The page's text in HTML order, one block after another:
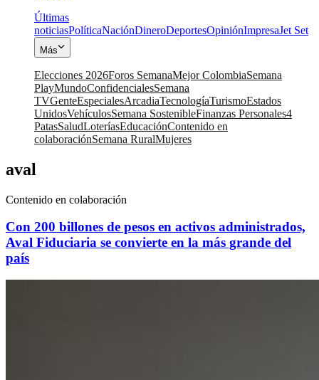
Últimas
noticiasPolíticaNaciónDineroDeportesOpiniónImpresaJet Set
Más
Elecciones 2026Foros SemanaMejor ColombiaSemana
PlayMundoConfidencialesSemana
TVGenteEspecialesArcadiaTecnologíaTurismoEstados
UnidosVehículosSemana SostenibleFinanzas Personales4
PatasSaludLoteríasEducaciónContenido en
colaboraciónSemana RuralMujeres
aval
Contenido en colaboración
Con 200 billones de pesos en activos administrados,
Aval Fiduciaria se convierte en la más grande del
país